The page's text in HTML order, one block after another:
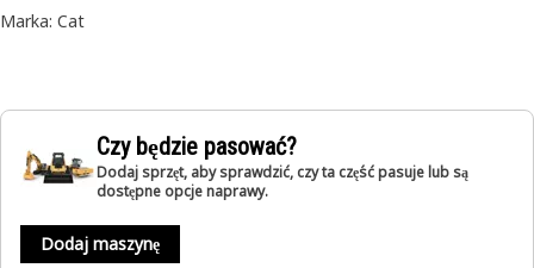
Marka: Cat
Czy będzie pasować?
Dodaj sprzęt, aby sprawdzić, czy ta część pasuje lub są
dostępne opcje naprawy.
Dodaj maszynę